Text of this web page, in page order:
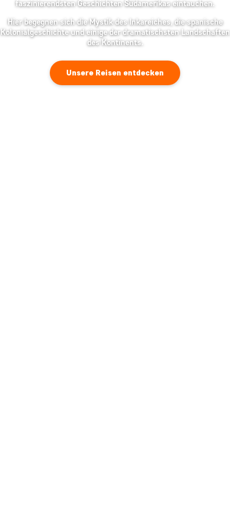
faszinierendsten Geschichten Südamerikas eintauchen.
Hier begegnen sich die Mystik des Inkareiches, die spanische
Kolonialgeschichte und einige der dramatischsten Landschaften
des Kontinents.
Unsere Reisen entdecken